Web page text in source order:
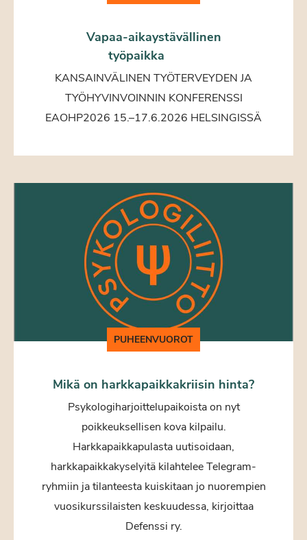
Vapaa-aikaystävällinen
työpaikka
KANSAINVÄLINEN TYÖTERVEYDEN JA
TYÖHYVINVOINNIN KONFERENSSI
EAOHP2026 15.–17.6.2026 HELSINGISSÄ
PUHEENVUOROT
Mikä on harkkapaikkakriisin hinta?
Psykologiharjoittelupaikoista on nyt
poikkeuksellisen kova kilpailu.
Harkkapaikkapulasta uutisoidaan,
harkkapaikkakyselyitä kilahtelee Telegram-
ryhmiin ja tilanteesta kuiskitaan jo nuorempien
vuosikurssilaisten keskuudessa, kirjoittaa
Defenssi ry.